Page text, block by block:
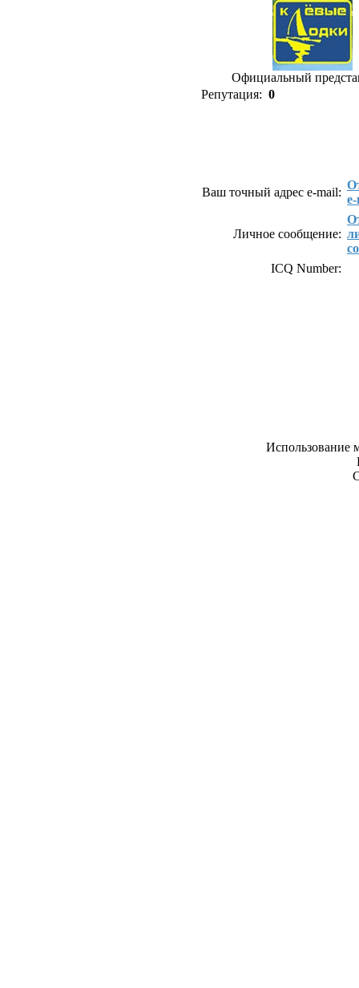
Официальный
Репутация: 0
Ваш точный адрес e-mail:
Личное сообщение:
ICQ Number:
Использование